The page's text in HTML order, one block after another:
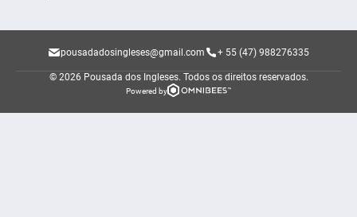
pousadadosingleses@gmail.com + 55 (47) 988276335
© 2026 Pousada dos Ingleses. Todos os direitos reservados.
Powered by